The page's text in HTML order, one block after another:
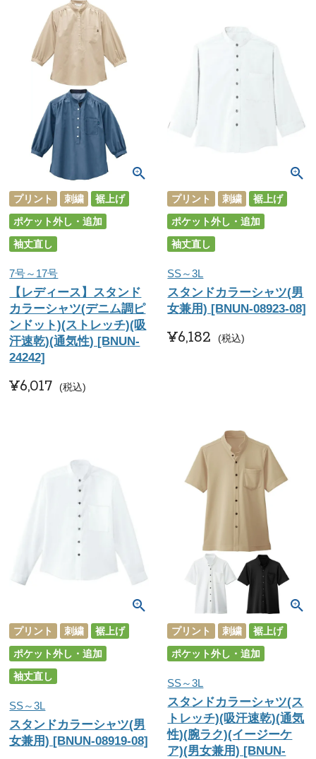
プリント 刺繍
裾上げ
ポケット外し・追加
袖丈直し
7号～17号
【レディース】スタンド
カラーシャツ(デニム調ピ
ンドット)(ストレッチ)(吸
汗速乾)(通気性) [BNUN-
24242]
¥6,017 税込
プリント 刺繍
裾上げ
ポケット外し・追加
袖丈直し
SS～3L
スタンドカラーシャツ(男
女兼用) [BNUN-08923-08]
¥6,182 税込
プリント 刺繍
裾上げ
ポケット外し・追加
袖丈直し
SS～3L
スタンドカラーシャツ(男
女兼用) [BNUN-08919-08]
プリント 刺繍
裾上げ
ポケット外し・追加
SS～3L
スタンドカラーシャツ(ス
トレッチ)(吸汗速乾)(通気
性)(腕ラク)(イージーケ
ア)(男女兼用) [BNUN-